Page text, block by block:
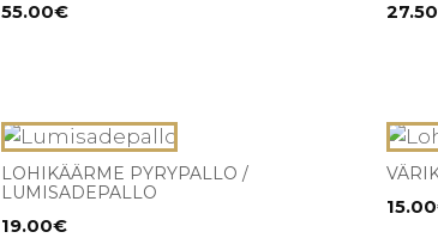
55.00€
27.50
LOHIKÄÄRME PYRYPALLO /
LUMISADEPALLO
19.00€
15.00